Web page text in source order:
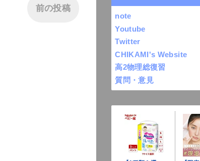
前の投稿
note
Youtube
Twitter
CHIKAMI's Website
高2物理総復習
質問・意見